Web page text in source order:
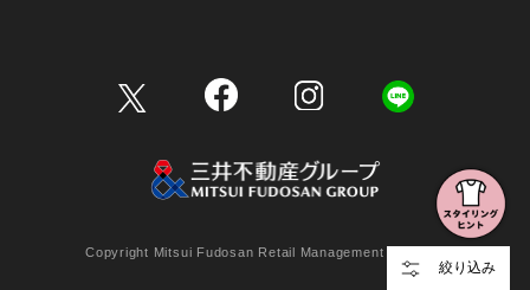
絞り込み
Copyright Mitsui Fudosan Retail Management Co., Ltd.